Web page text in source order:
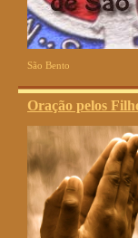
São Bento
Oração pelos